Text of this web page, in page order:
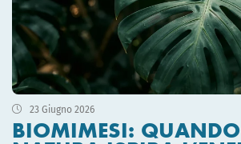
23 Giugno 2026
BIOMIMESI: